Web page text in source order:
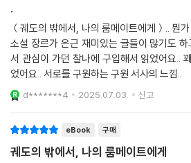
이 책은 전삼혜 작가에게도, 그의 작품을 오
할 것이 틀림없다. 작가의 전작 『소년소녀 진
단편 「창세기」를 씨앗 삼아 탄생한 소설이기
enesis」라는 제목으로 영역되어 글로벌 문
rders〉 2016년 6월호 퀴어 특집에 실렸고,
개책갈피 부스에서 소책자 형태로 독자들을
게 강렬한 인상을 남겼으며 지금도 활발히 회
시간을 건너, 드넓은 우주처럼 확장된 모습으
과거의 전삼혜가 제시한 모티프는, 현재의 전
.
＜궤도의 밖에서, 나의 룸메이트에게＞.. 뭔
소설 장르가 은근 재미있는 글들이 많기도
서 관심이 가던 찰나에 구입해서 읽었어요..
었어요.. 서로를 구원하는 구원 서사의 느낌..
d*******4 2025.07.03. 신고
eBook 구매
궤도의 밖에서, 나의 룸메이트에게